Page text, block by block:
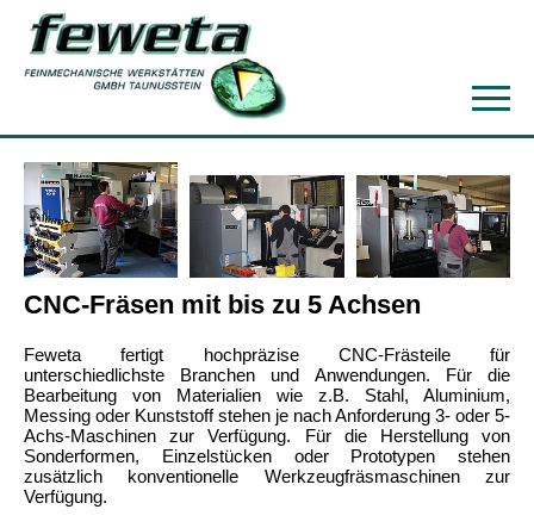
CNC-Fräsen mit bis zu 5 Achsen
Feweta fertigt hochpräzise CNC-Frästeile für
unterschiedlichste Branchen und Anwendungen. Für die
Bearbeitung von Materialien wie z.B. Stahl, Aluminium,
Messing oder Kunststoff stehen je nach Anforderung 3- oder 5-
Achs-Maschinen zur Verfügung. Für die Herstellung von
Sonderformen, Einzelstücken oder Prototypen stehen
zusätzlich konventionelle Werkzeugfräsmaschinen zur
Verfügung.